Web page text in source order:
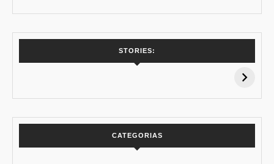
STORIES:
15% de
Pessoal: Os
CATEGORIAS